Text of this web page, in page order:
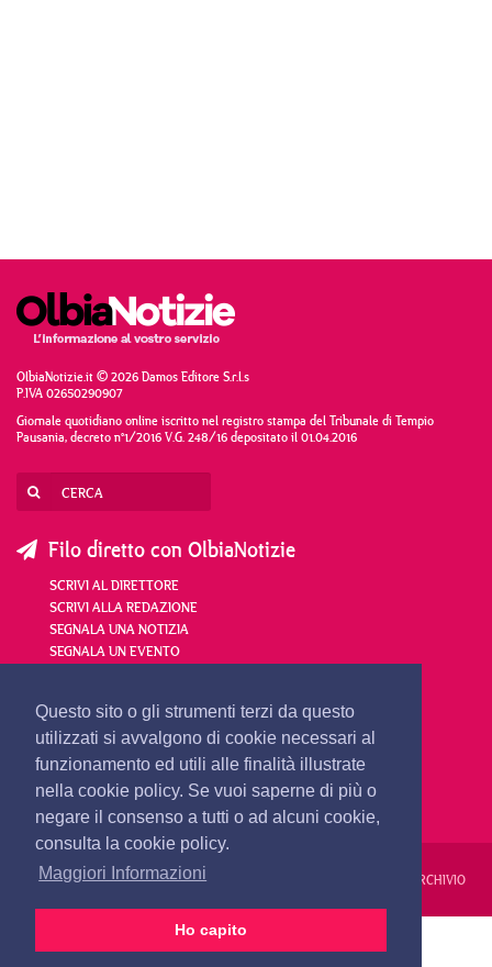
Questo sito o gli strumenti terzi da questo
utilizzati si avvalgono di cookie necessari al
funzionamento ed utili alle finalità illustrate
nella cookie policy. Se vuoi saperne di più o
negare il consenso a tutti o ad alcuni cookie,
consulta la cookie policy.
Maggiori Informazioni
Ho capito
OlbiaNotizie.it © 2026 Damos Editore S.r.l.s
P.IVA 02650290907
Giornale quotidiano online iscritto nel registro stampa del Tribunale di Tempio
Pausania, decreto n°1/2016 V.G. 248/16 depositato il 01.04.2016
Filo diretto con OlbiaNotizie
SCRIVI AL DIRETTORE
SCRIVI ALLA REDAZIONE
SEGNALA UNA NOTIZIA
SEGNALA UN EVENTO
redazione@olbianotizie.it
REDAZIONE PUBBLICITÀ PRIVACY E COOKIES ARCHIVIO
24 ORE VIDEO